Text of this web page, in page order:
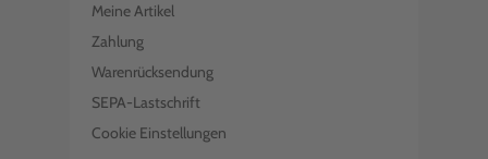
Meine Artikel
Zahlung
Warenrücksendung
SEPA-Lastschrift
Cookie Einstellungen